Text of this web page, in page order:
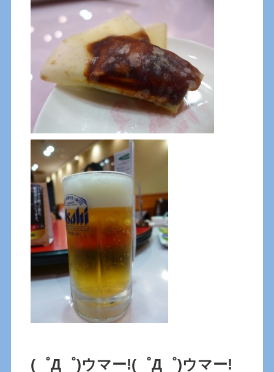
(゜Д゜)ウマー!(゜Д゜)ウマー!